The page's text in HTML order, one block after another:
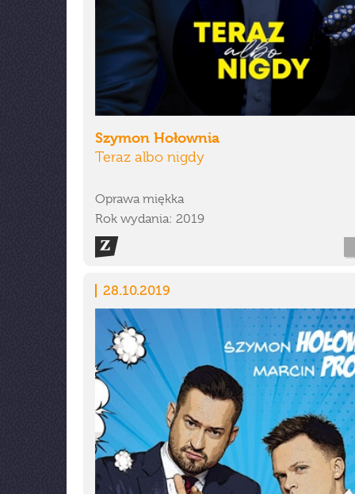
Szymon Hołownia
Teraz albo nigdy
Oprawa miękka
Rok wydania: 2019
28.10.2019